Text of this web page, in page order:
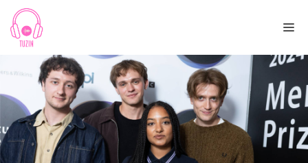
Skip
content